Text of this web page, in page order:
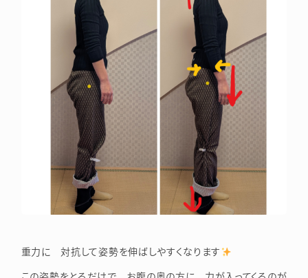
重力に 対抗して姿勢を伸ばしやすくなります